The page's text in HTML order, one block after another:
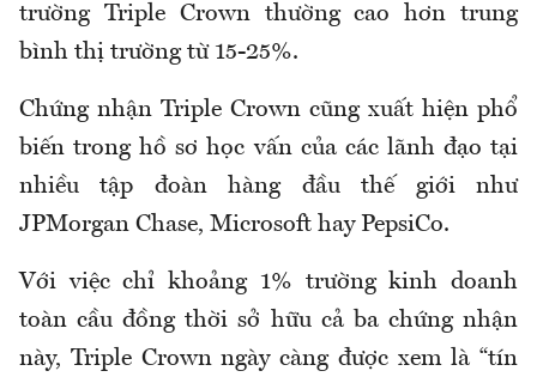
trường Triple Crown thường cao hơn trung
bình thị trường từ 15-25%.
Chứng nhận Triple Crown cũng xuất hiện phổ
biến trong hồ sơ học vấn của các lãnh đạo tại
nhiều tập đoàn hàng đầu thế giới như
JPMorgan Chase, Microsoft hay PepsiCo.
Với việc chỉ khoảng 1% trường kinh doanh
toàn cầu đồng thời sở hữu cả ba chứng nhận
này, Triple Crown ngày càng được xem là “tín